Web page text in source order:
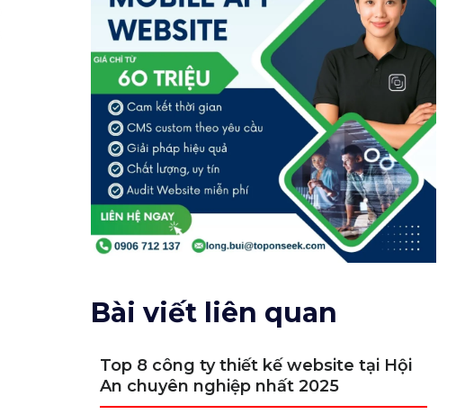
Bài viết liên quan
Top 8 công ty thiết kế website tại Hội
An chuyên nghiệp nhất 2025